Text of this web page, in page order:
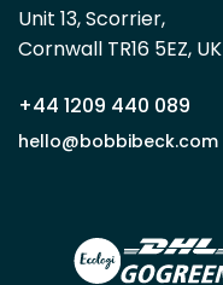
minimum
en
partenaire
commercial
Demander
Unit 13, Scorrier,
Cornwall TR16 5EZ, UK
+44 1209 440 089
hello@bobbibeck.com